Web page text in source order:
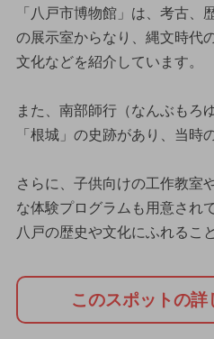
「八戸市博物館」は、考古、
の展示室からなり、縄文時代
文化などを紹介しています。
また、南部師行（なんぶもろ
「根城」の史跡があり、当時
さらに、子供向けの工作教室
な体験プログラムも用意され
八戸の歴史や文化にふれるこ
このスポットの詳